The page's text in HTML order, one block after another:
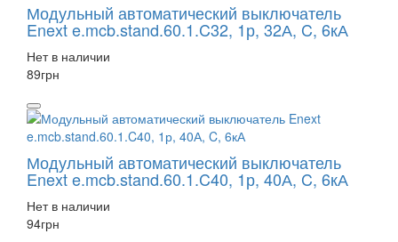
Модульный автоматический выключатель
Enext e.mcb.stand.60.1.C32, 1р, 32А, C, 6кА
Нет в наличии
89грн
Модульный автоматический выключатель
Enext e.mcb.stand.60.1.C40, 1р, 40А, C, 6кА
Нет в наличии
94грн